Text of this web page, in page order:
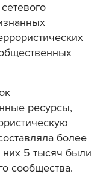
ресурсы,
более
них 5 тысяч были
сообщества.